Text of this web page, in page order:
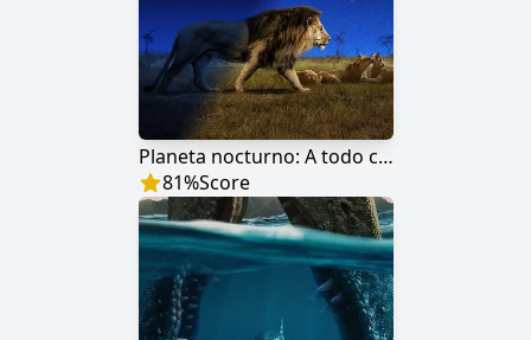
Planeta nocturno: A todo color
81%Score